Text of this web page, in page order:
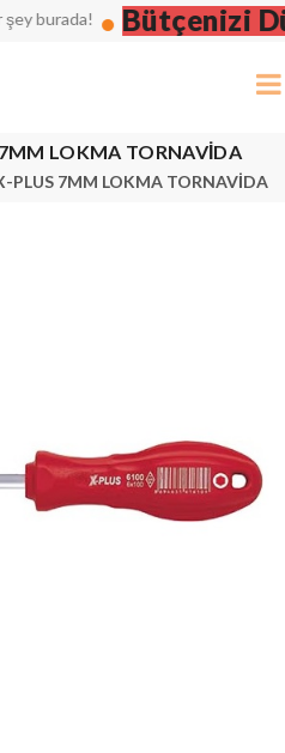
burada! Bütçenizi
LOKMA TORNAVİDA
PLUS 7MM LOKMA TORNAVİDA